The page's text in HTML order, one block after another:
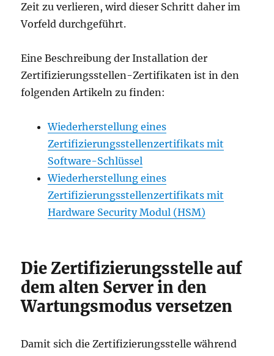
Zeit zu verlieren, wird dieser Schritt daher im
Vorfeld durchgeführt.
Eine Beschreibung der Installation der
Zertifizierungsstellen-Zertifikaten ist in den
folgenden Artikeln zu finden:
Wiederherstellung eines
Zertifizierungsstellenzertifikats mit
Software-Schlüssel
Wiederherstellung eines
Zertifizierungsstellenzertifikats mit
Hardware Security Modul (HSM)
Die Zertifizierungsstelle auf
dem alten Server in den
Wartungsmodus versetzen
Damit sich die Zertifizierungsstelle während